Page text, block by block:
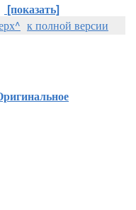
[показать]
к полной версии